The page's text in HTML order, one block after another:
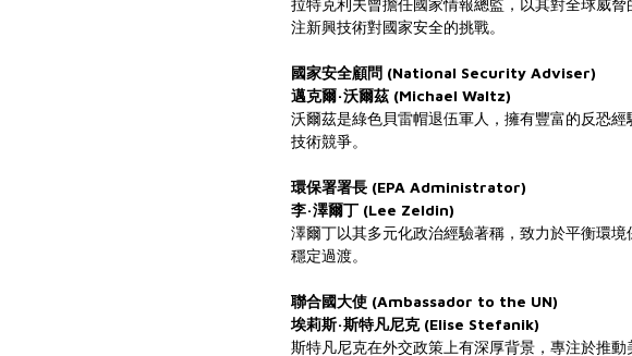
注新興技術對國家安全的挑戰。
國家安全顧問 (National Security Adviser)
邁克爾·沃爾茲 (Michael Waltz)
沃爾茲是綠色貝雷帽退伍軍人，擁有豐富的反恐
技術競爭。
環保署署長 (EPA Administrator)
李·澤爾丁 (Lee Zeldin)
澤爾丁以其多元化政治經驗著稱，致力於平衡環
穩定過渡。
聯合國大使 (Ambassador to the UN)
埃莉斯·斯特凡尼克 (Elise Stefanik)
斯特凡尼克在外交政策上有深厚背景，專注於推